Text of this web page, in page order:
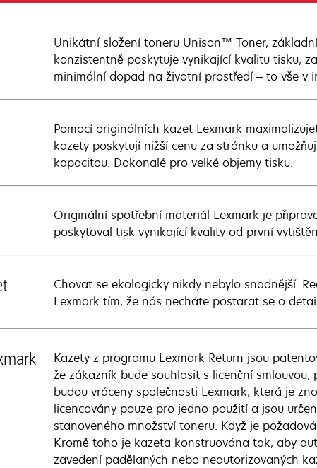
Unikátní složení toneru Unison™ Toner,
konzistentně poskytuje vynikající kvalitu tisku,
minimální dopad na životní prostředí – to vše v
Pomocí originálních kazet Lexmark
kazety poskytují nižší cenu za stránku a
kapacitou. Dokonalé pro velké objemy tisku.
Originální spotřební materiál Lexmark je
poskytoval tisk vynikající kvality od první
Chovat se ekologicky nikdy nebylo snadnější.
Lexmark tím, že nás necháte postarat se o
Kazety z programu Lexmark Return jsou
že zákazník bude souhlasit s licenční
budou vráceny společnosti Lexmark, která je
licencovány pouze pro jedno použití a jsou
stanoveného množství toneru. Když je
Kromě toho je kazeta konstruována tak, aby
zavedení padělaných nebo neautorizovaných